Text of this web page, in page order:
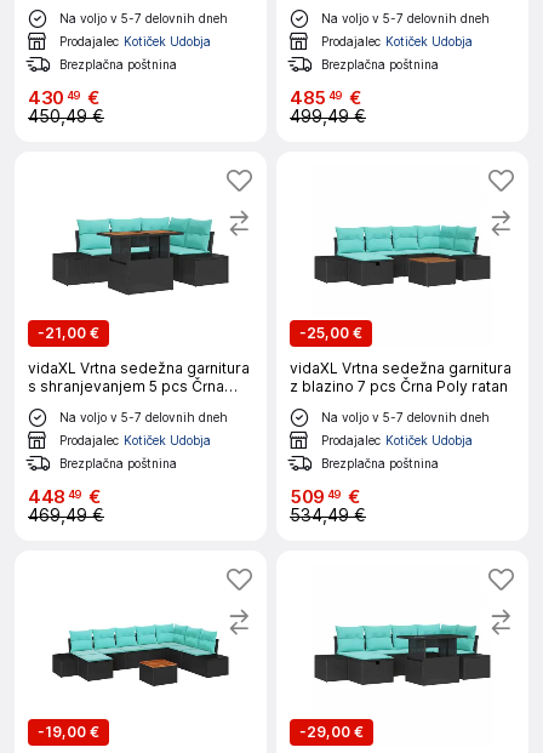
Poly ratan
Na voljo v 5-7 delovnih dneh
Prodajalec Kotiček Udobja
Brezplačna poštnina
430 49 €
450,49 €
Na voljo v 5-7 delovnih dneh
Prodajalec Kotiček Udobja
Brezplačna poštnina
485 49 €
499,49 €
-21,00 €
vidaXL Vrtna sedežna garnitura
s shranjevanjem 5 pcs Črna
Poli ratan
Na voljo v 5-7 delovnih dneh
Prodajalec Kotiček Udobja
Brezplačna poštnina
448 49 €
469,49 €
-25,00 €
vidaXL Vrtna sedežna garnitura
z blazino 7 pcs Črna Poly ratan
Na voljo v 5-7 delovnih dneh
Prodajalec Kotiček Udobja
Brezplačna poštnina
509 49 €
534,49 €
-19,00 €
-29,00 €